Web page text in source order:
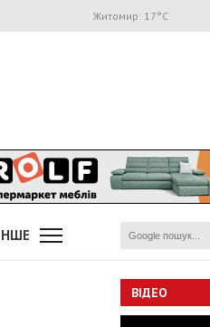
Житомир: 17°C
ВІДЕО